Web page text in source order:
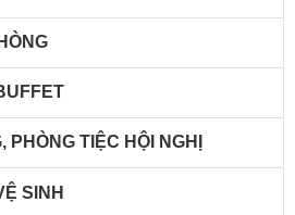
TIỆC HỘI NGHỊ
SINH